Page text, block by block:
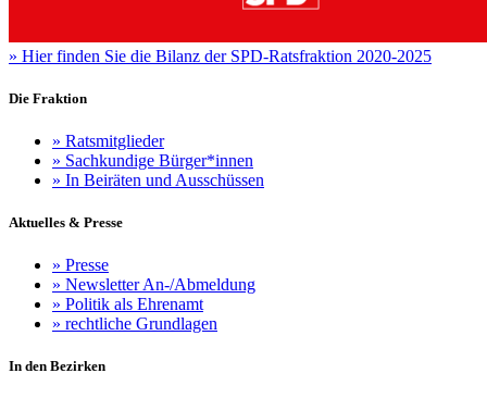
» Hier finden Sie die Bilanz der SPD-Ratsfraktion 2020-2025
Die Fraktion
» Ratsmitglieder
» Sachkundige Bürger*innen
» In Beiräten und Ausschüssen
Aktuelles & Presse
» Presse
» Newsletter An-/Abmeldung
» Politik als Ehrenamt
» rechtliche Grundlagen
In den Bezirken